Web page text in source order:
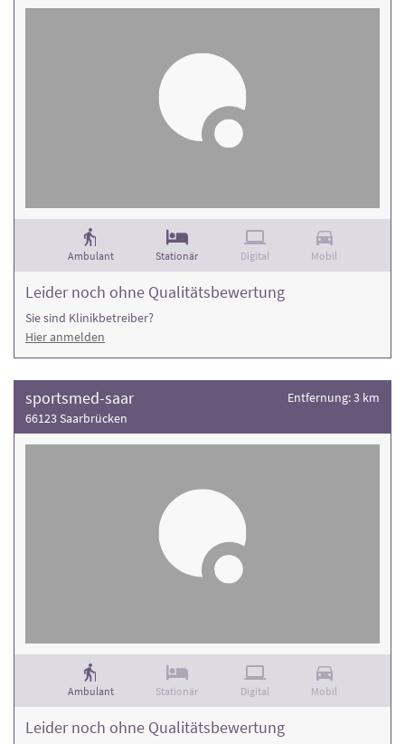
Ambulant Stationär Digital Mobil
Leider noch ohne Qualitätsbewertung
Sie sind Klinikbetreiber?
Hier anmelden
sportsmed-saar
66123 Saarbrücken
Entfernung: 3 km
Ambulant Stationär Digital Mobil
Leider noch ohne Qualitätsbewertung